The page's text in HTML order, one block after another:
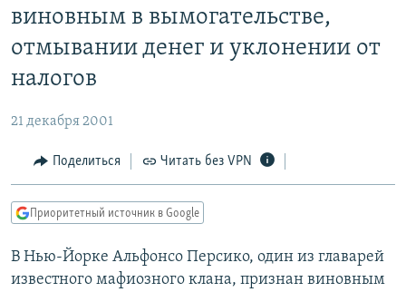
содержанию
главной
Вернутся
поиску
МНЕНИЯ
КУЛЬТУРА
СЕВЕР.РЕАЛИИ
СИБИРЬ.РЕАЛИИ
ПОДПИШИТЕСЬ НА РАССЫЛКУ
виновным в вымогательстве,
отмывании денег и уклонении от
налогов
21 декабря 2001
Поделиться Читать без VPN
Приоритетный источник в Google
В Нью-Йорке Альфонсо Персико, один из главарей
известного мафиозного клана, признан виновным